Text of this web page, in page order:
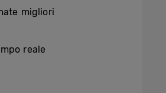
migliori
reale